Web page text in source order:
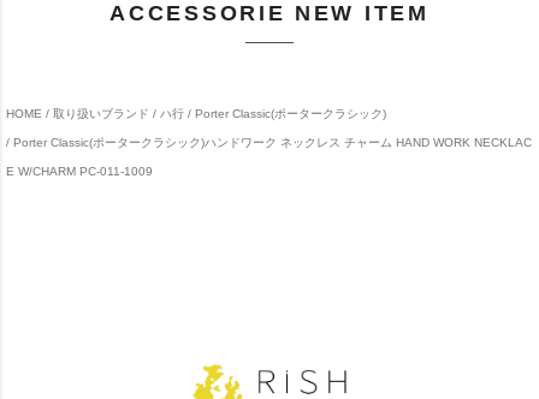
ACCESSORIE NEW ITEM
HOME 取り扱いブランド ハ行 Porter Classic(ポータークラシック)
Porter Classic(ポータークラシック)ハンドワーク ネックレス チャーム HAND WORK NECKLAC
E W/CHARM PC-011-1009